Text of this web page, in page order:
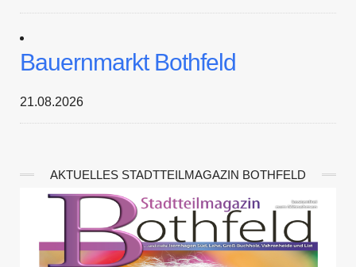
Bauernmarkt Bothfeld
21.08.2026
AKTUELLES STADTTEILMAGAZIN BOTHFELD